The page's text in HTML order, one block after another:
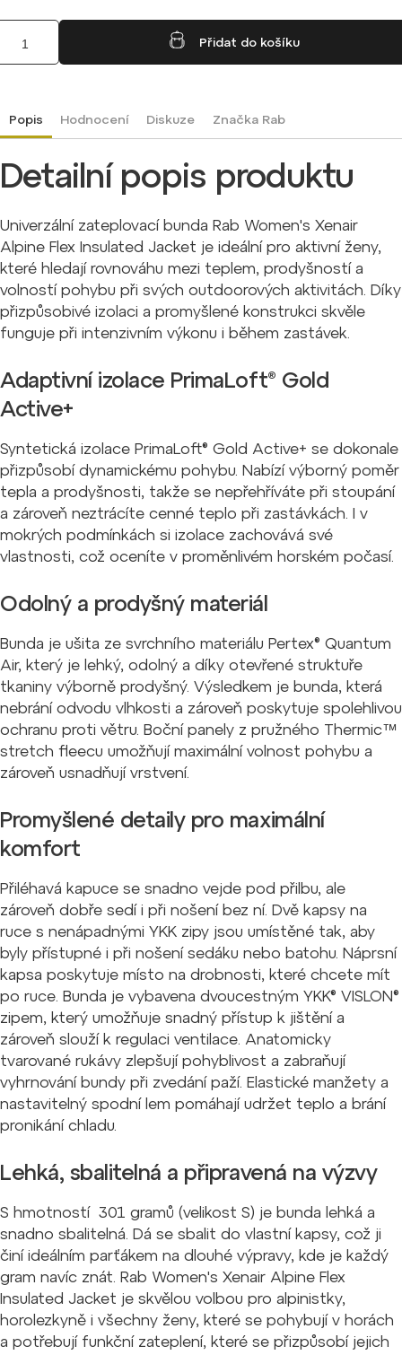
Přidat do košíku
Popis Hodnocení Diskuze ZnačkaRab
Detailní popis produktu
Univerzální zateplovací bunda Rab Women's Xenair
Alpine Flex Insulated Jacket je ideální pro aktivní ženy,
které hledají rovnováhu mezi teplem, prodyšností a
volností pohybu při svých outdoorových aktivitách. Díky
přizpůsobivé izolaci a promyšlené konstrukci skvěle
funguje při intenzivním výkonu i během zastávek.
Adaptivní izolace PrimaLoft® Gold
Active+
Syntetická izolace PrimaLoft® Gold Active+ se dokonale
přizpůsobí dynamickému pohybu. Nabízí výborný poměr
tepla a prodyšnosti, takže se nepřehříváte při stoupání
a zároveň neztrácíte cenné teplo při zastávkách. I v
mokrých podmínkách si izolace zachovává své
vlastnosti, což oceníte v proměnlivém horském počasí.
Odolný a prodyšný materiál
Bunda je ušita ze svrchního materiálu Pertex® Quantum
Air, který je lehký, odolný a díky otevřené struktuře
tkaniny výborně prodyšný. Výsledkem je bunda, která
nebrání odvodu vlhkosti a zároveň poskytuje spolehlivou
ochranu proti větru. Boční panely z pružného Thermic™
stretch fleecu umožňují maximální volnost pohybu a
zároveň usnadňují vrstvení.
Promyšlené detaily pro maximální
komfort
Přiléhavá kapuce se snadno vejde pod přilbu, ale
zároveň dobře sedí i při nošení bez ní. Dvě kapsy na
ruce s nenápadnými YKK zipy jsou umístěné tak, aby
byly přístupné i při nošení sedáku nebo batohu. Náprsní
kapsa poskytuje místo na drobnosti, které chcete mít
po ruce. Bunda je vybavena dvoucestným YKK® VISLON®
zipem, který umožňuje snadný přístup k jištění a
zároveň slouží k regulaci ventilace. Anatomicky
tvarované rukávy zlepšují pohyblivost a zabraňují
vyhrnování bundy při zvedání paží. Elastické manžety a
nastavitelný spodní lem pomáhají udržet teplo a brání
pronikání chladu.
Lehká, sbalitelná a připravená na výzvy
S hmotností 301 gramů (velikost S) je bunda lehká a
snadno sbalitelná. Dá se sbalit do vlastní kapsy, což ji
činí ideálním parťákem na dlouhé výpravy, kde je každý
gram navíc znát. Rab Women's Xenair Alpine Flex
Insulated Jacket je skvělou volbou pro alpinistky,
horolezkyně i všechny ženy, které se pohybují v horách
a potřebují funkční zateplení, které se přizpůsobí jejich